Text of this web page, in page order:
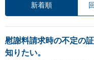
新着順
慰謝料請求時の不定の
知りたい。